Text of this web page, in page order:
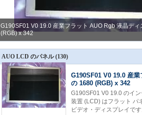
G190SF01 V0 19.0 産業フラット AUO Rgb 液晶デ
(RGB) x 342
AUO LCD のパネル (130)
G190SF01 V0 19.0 産
の 1680 (RGB) x 342
G190SF01 V0 19.0 のイ
装置 (LCD) はフラット パ
ビデオ・ディスプレイで